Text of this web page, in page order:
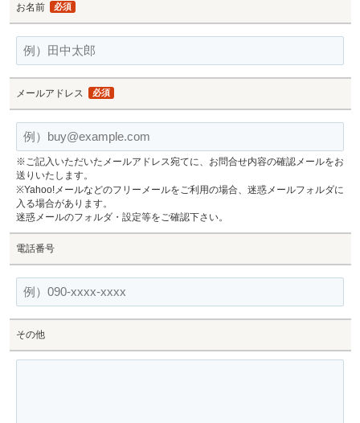
お名前 必須
メールアドレス 必須
※ご記入いただいたメールアドレス宛てに、お問合せ内容の確認メールをお
送りいたします。
※Yahoo!メールなどのフリーメールをご利用の場合、迷惑メールフォルダに
入る場合があります。
迷惑メールのフォルダ・設定等をご確認下さい。
電話番号
その他